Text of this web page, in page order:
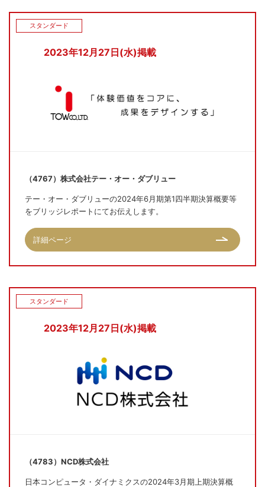
2023年12月27日(水)掲載
スタンダード
（4767）株式会社テー・オー・ダブリュー
テー・オー・ダブリューの2024年6月期第1四半期決算概要等
をブリッジレポートにてお伝えします。
詳細ページ
2023年12月27日(水)掲載
スタンダード
（4783）NCD株式会社
日本コンピュータ・ダイナミクスの2024年3月期上期決算概